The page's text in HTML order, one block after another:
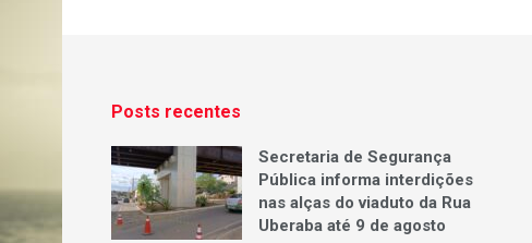
Posts recentes
Secretaria de Segurança
Pública informa interdições
nas alças do viaduto da Rua
Uberaba até 9 de agosto